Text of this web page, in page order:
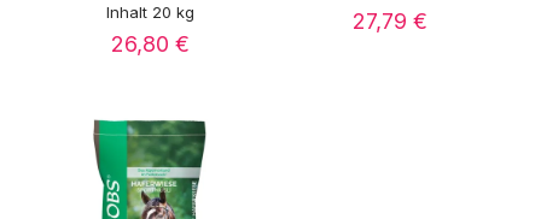
Inhalt 20 kg
26,80€
27,79€